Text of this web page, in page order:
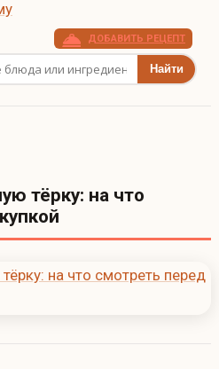
ДОБАВИТЬ РЕЦЕПТ
тёрку: на что